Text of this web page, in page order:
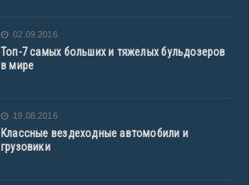
02.09.2016
Топ-7 самых больших и тяжелых бульдозеров
в мире
19.08.2016
Классные вездеходные автомобили и
грузовики